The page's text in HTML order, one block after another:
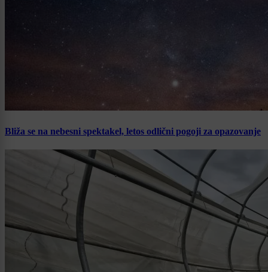
Bliža se na nebesni spektakel, letos odlični pogoji za opazovanje